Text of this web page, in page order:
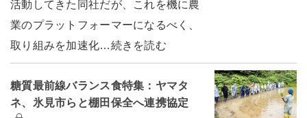
活動してきた同社だが、これを機に農
業のプラットフォーマーになるべく、
取り組みを加速化…続きを読む
糖質最前線バランス食特集：ヤマタ
ネ、氷見市らと棚田保全へ連携協定